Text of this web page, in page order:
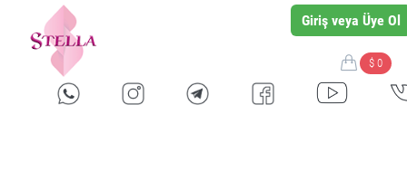
Giriş veya Üye Ol
$ 0